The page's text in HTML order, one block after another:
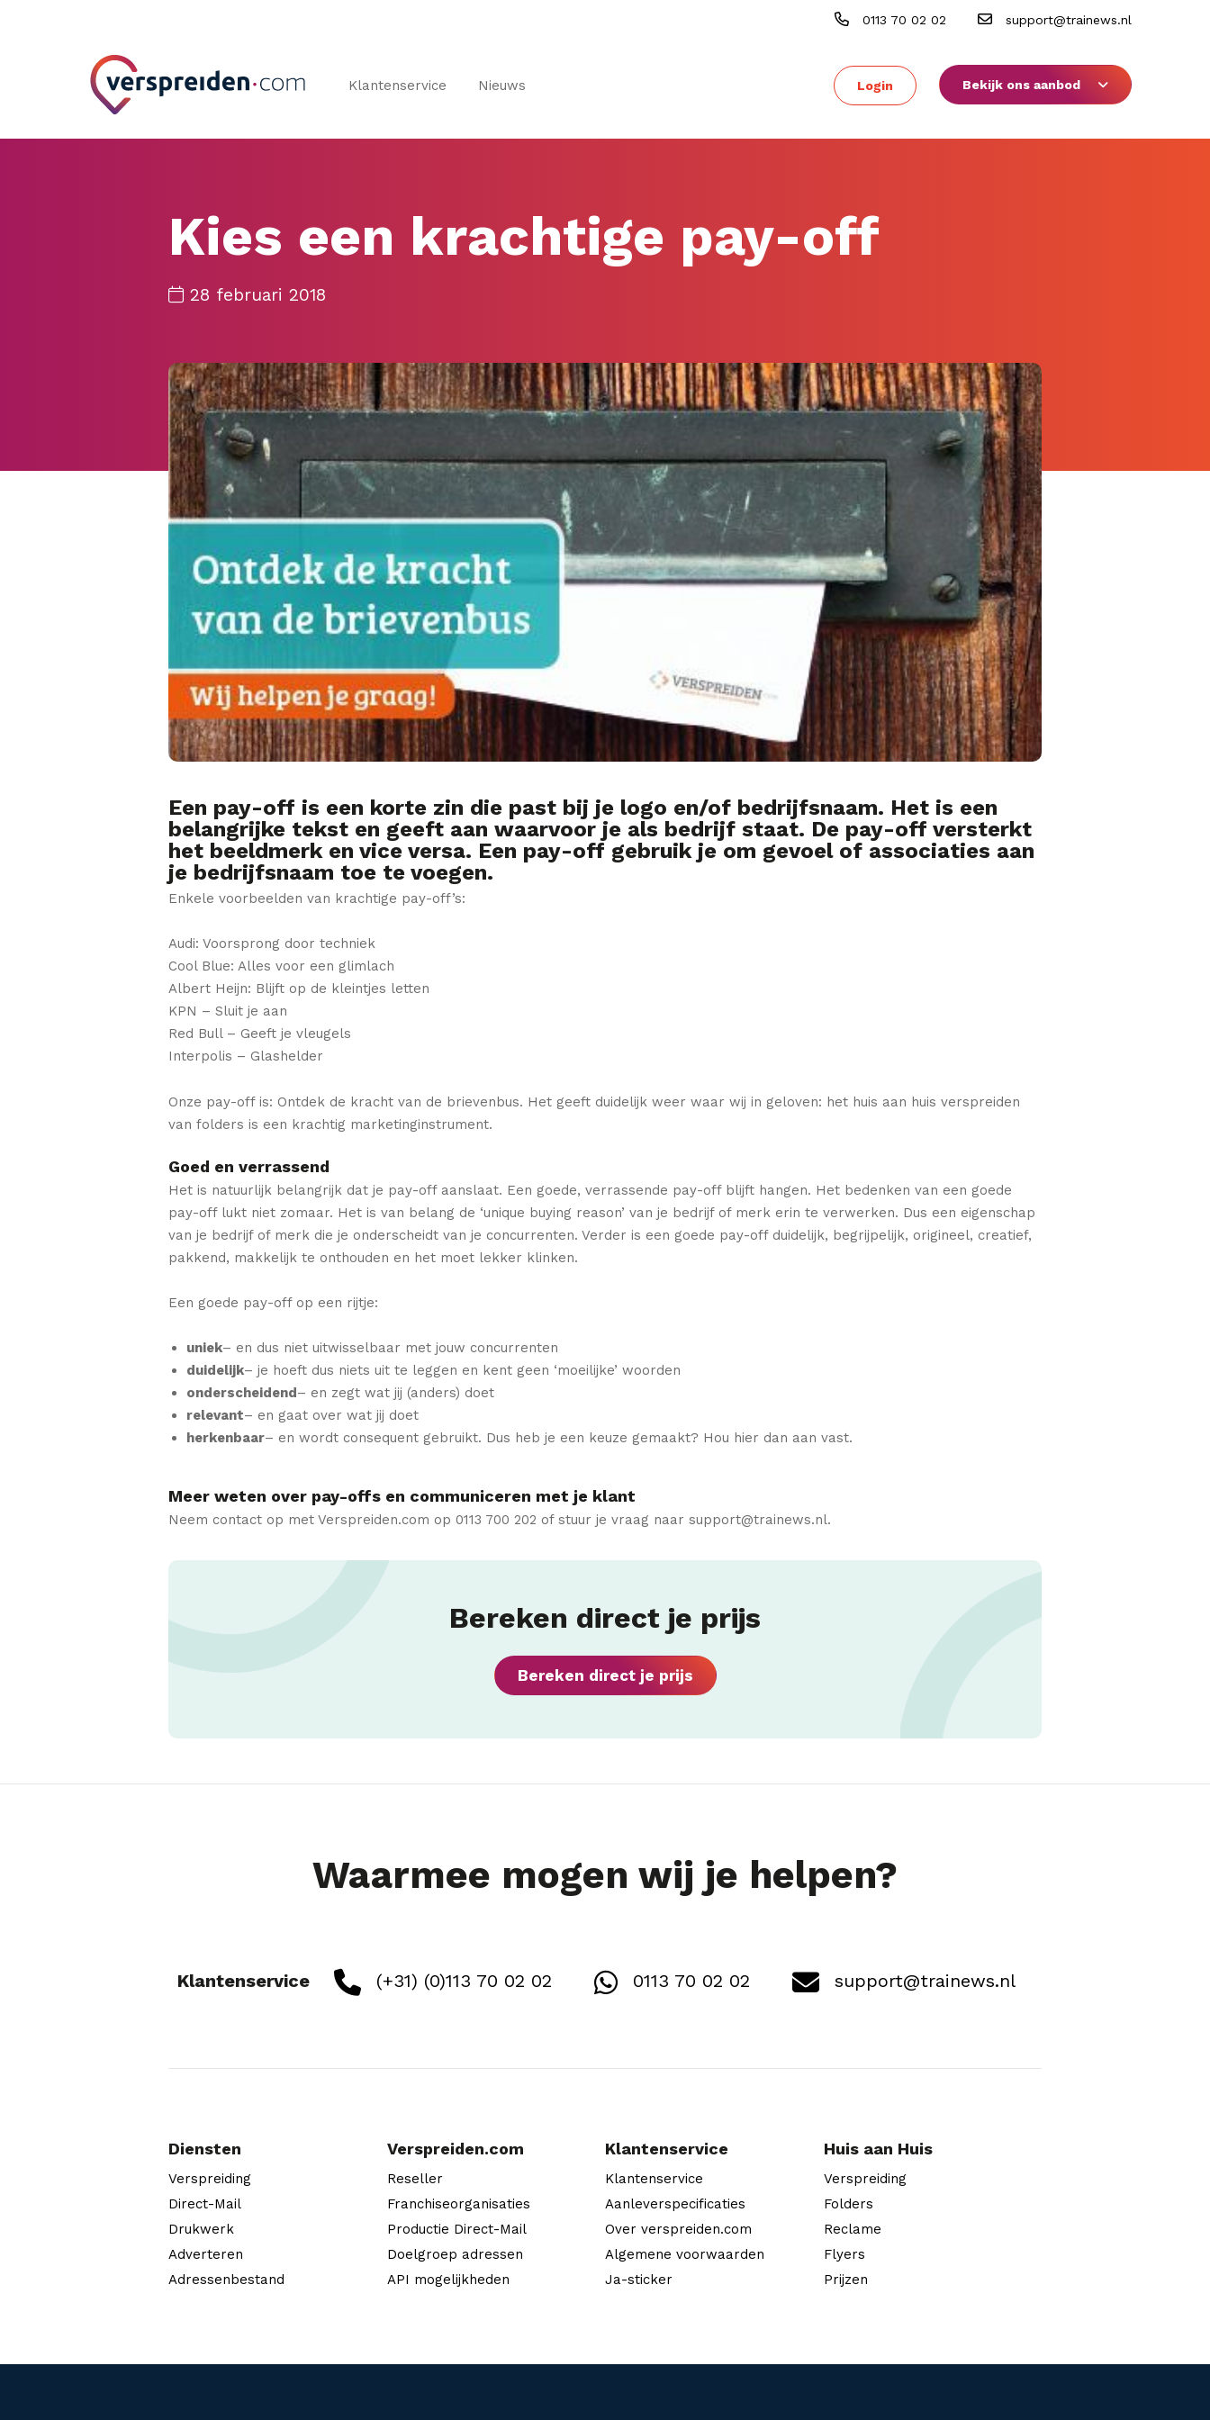
0113 70 02 02 support@trainews.nl
Klantenservice Nieuws Login Bekijk ons aanbod
Kies een krachtige pay-off
28 februari 2018
Een pay-off is een korte zin die past bij je logo en/of bedrijfsnaam. Het is een
belangrijke tekst en geeft aan waarvoor je als bedrijf staat. De pay-off versterkt
het beeldmerk en vice versa. Een pay-off gebruik je om gevoel of associaties aan
je bedrijfsnaam toe te voegen.
Enkele voorbeelden van krachtige pay-off’s:
Audi: Voorsprong door techniek
Cool Blue: Alles voor een glimlach
Albert Heijn: Blijft op de kleintjes letten
KPN – Sluit je aan
Red Bull – Geeft je vleugels
Interpolis – Glashelder
Onze pay-off is: Ontdek de kracht van de brievenbus. Het geeft duidelijk weer waar wij in geloven: het huis aan huis verspreiden
van folders is een krachtig marketinginstrument.
Goed en verrassend
Het is natuurlijk belangrijk dat je pay-off aanslaat. Een goede, verrassende pay-off blijft hangen. Het bedenken van een goede
pay-off lukt niet zomaar. Het is van belang de ‘unique buying reason’ van je bedrijf of merk erin te verwerken. Dus een eigenschap
van je bedrijf of merk die je onderscheidt van je concurrenten. Verder is een goede pay-off duidelijk, begrijpelijk, origineel, creatief,
pakkend, makkelijk te onthouden en het moet lekker klinken.
Een goede pay-off op een rijtje:
uniek– en dus niet uitwisselbaar met jouw concurrenten
duidelijk– je hoeft dus niets uit te leggen en kent geen ‘moeilijke’ woorden
onderscheidend– en zegt wat jij (anders) doet
relevant– en gaat over wat jij doet
herkenbaar– en wordt consequent gebruikt. Dus heb je een keuze gemaakt? Hou hier dan aan vast.
Meer weten over pay-offs en communiceren met je klant
Neem contact op met Verspreiden.com op 0113 700 202 of stuur je vraag naar support@trainews.nl.
Bereken direct je prijs
Bereken direct je prijs
Waarmee mogen wij je helpen?
Klantenservice (+31) (0)113 70 02 02 0113 70 02 02 support@trainews.nl
Diensten
Verspreiding
Direct-Mail
Drukwerk
Adverteren
Adressenbestand
Verspreiden.com
Reseller
Franchiseorganisaties
Productie Direct-Mail
Doelgroep adressen
API mogelijkheden
Klantenservice
Klantenservice
Aanleverspecificaties
Over verspreiden.com
Algemene voorwaarden
Ja-sticker
Huis aan Huis
Verspreiding
Folders
Reclame
Flyers
Prijzen